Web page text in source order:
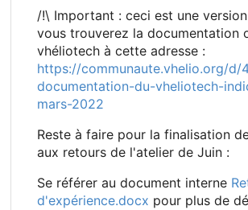
/!\ Important : ceci est une
vous trouverez la documentation
vhéliotech à cette adresse :
https://communaute.vhelio.org/d/
documentation-du-vheliotech-
mars-2022
Reste à faire pour la finalisation
aux retours de l'atelier de Juin :
Se référer au document interne
d'expérience.docx pour plus de